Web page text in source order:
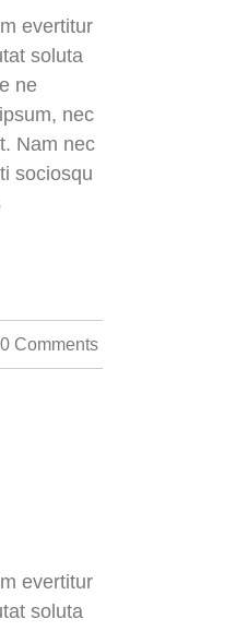
evertitur
soluta
ne
nec
Nam nec
sociosqu
0 Comments
evertitur
soluta